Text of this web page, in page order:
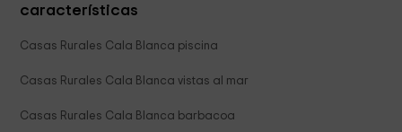
características
Casas Rurales Cala Blanca piscina
Casas Rurales Cala Blanca vistas al mar
Casas Rurales Cala Blanca barbacoa